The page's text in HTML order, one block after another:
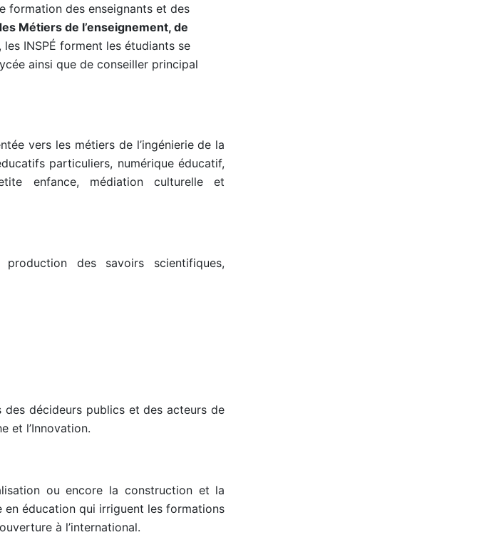
formation des enseignants et des
Métiers de l’enseignement, de
INSPÉ forment les étudiants se
ainsi que de conseiller principal
vers les métiers de l’ingénierie de la
particuliers, numérique éducatif,
enfance, médiation culturelle et
des savoirs scientifiques,
décideurs publics et des acteurs de
et l’Innovation.
ou encore la construction et la
éducation qui irriguent les formations
à l’international.